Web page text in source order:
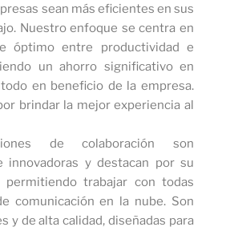
sean más eficientes en sus
Nuestro enfoque se centra en
óptimo entre productividad e
un ahorro significativo en
en beneficio de la empresa.
brindar la mejor experiencia al
de colaboración son
innovadoras y destacan por su
permitiendo trabajar con todas
comunicación en la nube. Son
y de alta calidad, diseñadas para